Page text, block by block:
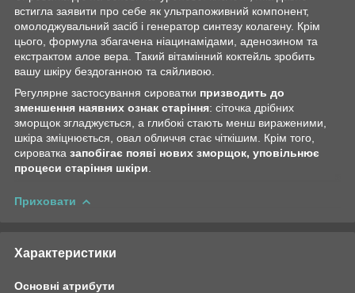
встигла заявити про себе як ультрапоживний компонент,
омолоджувальний засіб і генератор синтезу колагену. Крім
цього, формула збагачена ніацинамідами, аденозином та
екстрактом алое вера. Такий вітамінний коктейль зробить
вашу шкіру бездоганною та сяйливою.
Регулярне застосування сироватки призводить до
зменшення наявних ознак старіння: сіточка дрібних
зморщок згладжується, а глибокі стають менш вираженими,
шкіра зміцнюється, овал обличчя стає чіткішим. Крім того,
сироватка запобігає появі нових зморщок, уповільнює
процеси старіння шкіри
Приховати
Характеристики
Основні атрибути